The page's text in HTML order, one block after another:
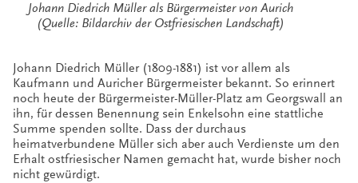
Johann Diedrich Müller als Bürgermeister von Aurich
(Quelle: Bildarchiv der Ostfriesischen Landschaft)
Johann Diedrich Müller (1809-1881) ist vor allem als
Kaufmann und Auricher Bürgermeister bekannt. So erinnert
noch heute der Bürgermeister-Müller-Platz am Georgswall an
ihn, für dessen Benennung sein Enkelsohn eine stattliche
Summe spenden sollte. Dass der durchaus
heimatverbundene Müller sich aber auch Verdienste um den
Erhalt ostfriesischer Namen gemacht hat, wurde bisher noch
nicht gewürdigt.